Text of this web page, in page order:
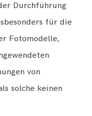
Durchführung
für die
Fotomodelle,
von
solche keinen